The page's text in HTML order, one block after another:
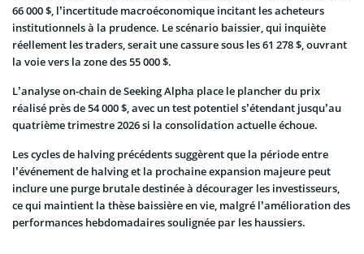
66 000 $, l’incertitude macroéconomique incitant les acheteurs
institutionnels à la prudence. Le scénario baissier, qui inquiète
réellement les traders, serait une cassure sous les 61 278 $, ouvrant
la voie vers la zone des 55 000 $.
L’analyse on-chain de Seeking Alpha place le plancher du prix
réalisé près de 54 000 $, avec un test potentiel s’étendant jusqu’au
quatrième trimestre 2026 si la consolidation actuelle échoue.
Les cycles de halving précédents suggèrent que la période entre
l’événement de halving et la prochaine expansion majeure peut
inclure une purge brutale destinée à décourager les investisseurs,
ce qui maintient la thèse baissière en vie, malgré l’amélioration des
performances hebdomadaires soulignée par les haussiers.